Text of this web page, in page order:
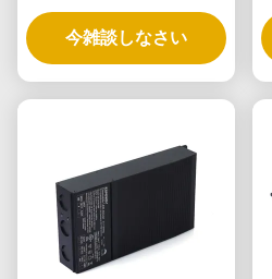
サル位相調光アプリケー
ション向けIP65定格
今雑談しなさい